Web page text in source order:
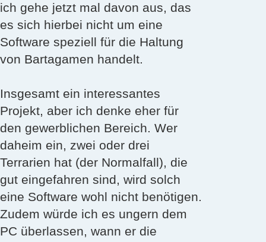
ich gehe jetzt mal davon aus, das
es sich hierbei nicht um eine
Software speziell für die Haltung
von Bartagamen handelt.
Insgesamt ein interessantes
Projekt, aber ich denke eher für
den gewerblichen Bereich. Wer
daheim ein, zwei oder drei
Terrarien hat (der Normalfall), die
gut eingefahren sind, wird solch
eine Software wohl nicht benötigen.
Zudem würde ich es ungern dem
PC überlassen, wann er die